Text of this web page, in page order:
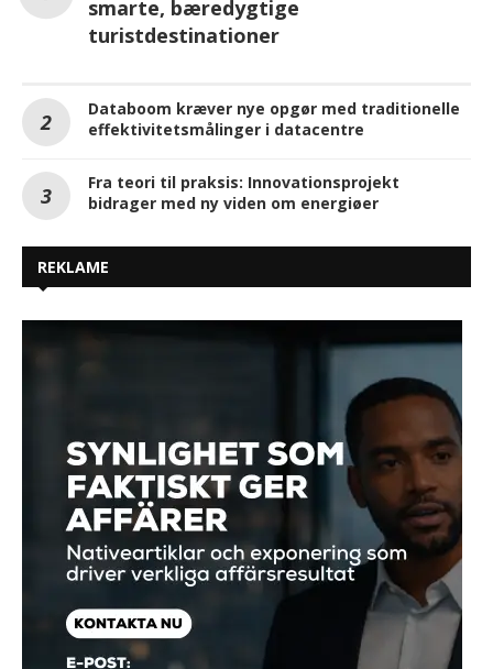
smarte, bæredygtige
turistdestinationer
Databoom kræver nye opgør med traditionelle
effektivitetsmålinger i datacentre
Fra teori til praksis: Innovationsprojekt
bidrager med ny viden om energiøer
REKLAME